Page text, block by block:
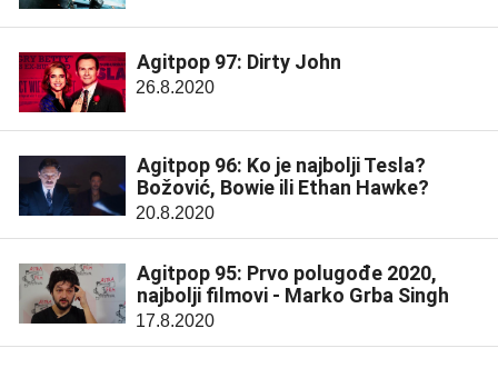
Agitpop 97: Dirty John
26.8.2020
Agitpop 96: Ko je najbolji Tesla?
Božović, Bowie ili Ethan Hawke?
20.8.2020
Agitpop 95: Prvo polugođe 2020,
najbolji filmovi - Marko Grba Singh
17.8.2020